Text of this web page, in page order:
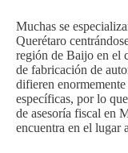
Muchas se
Querétaro
región de Baijo en el
de fabricación de
difieren
específicas, por lo
de asesoría fiscal en
encuentra en el lugar